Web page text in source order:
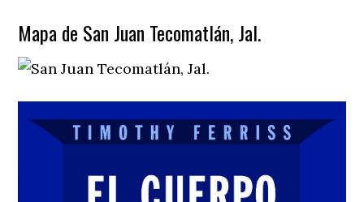
Mapa de San Juan Tecomatlán, Jal.